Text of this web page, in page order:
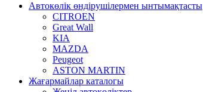
Автокөлік өндірушілермен ынтымақтасты
CITROEN
Great Wall
KIA
MAZDA
Peugeot
ASTON MARTIN
Жағармайлар каталогы